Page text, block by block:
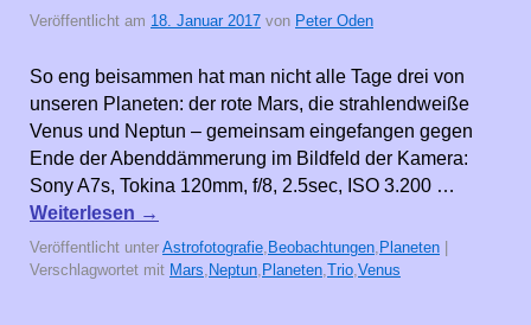
Veröffentlicht am 18. Januar 2017 von Peter Oden
So eng beisammen hat man nicht alle Tage drei von
unseren Planeten: der rote Mars, die strahlendweiße
Venus und Neptun – gemeinsam eingefangen gegen
Ende der Abenddämmerung im Bildfeld der Kamera:
Sony A7s, Tokina 120mm, f/8, 2.5sec, ISO 3.200 …
Weiterlesen →
Veröffentlicht unter Astrofotografie Beobachtungen Planeten |
Verschlagwortet mit Mars Neptun Planeten Trio Venus